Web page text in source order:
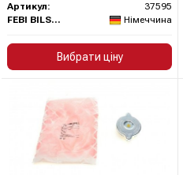
Артикул:
37595
FEBI BILSTEIN
Німеччина
Вибрати ціну